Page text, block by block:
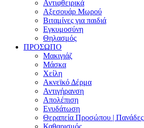
Αντιφθειρικά
Αξεσουάρ Μωρού
Βιταμίνες για παιδιά
Εγκυμοσύνη
Θηλασμός
ΠΡΟΣΩΠΟ
Μακιγιάζ
Μάσκα
Χείλη
Ακνεϊκό Δέρμα
Αντιγήρανση
Απολέπιση
Ενυδάτωση
Θεραπεία Προσώπου | Πανάδες